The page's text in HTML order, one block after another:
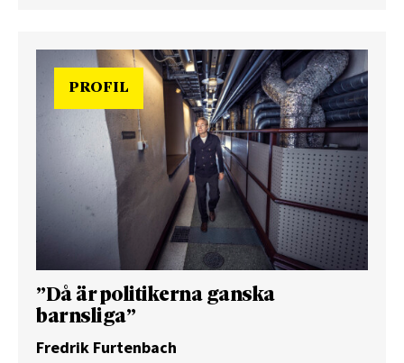
PROFIL
”Då är politikerna ganska
barnsliga”
Fredrik Furtenbach